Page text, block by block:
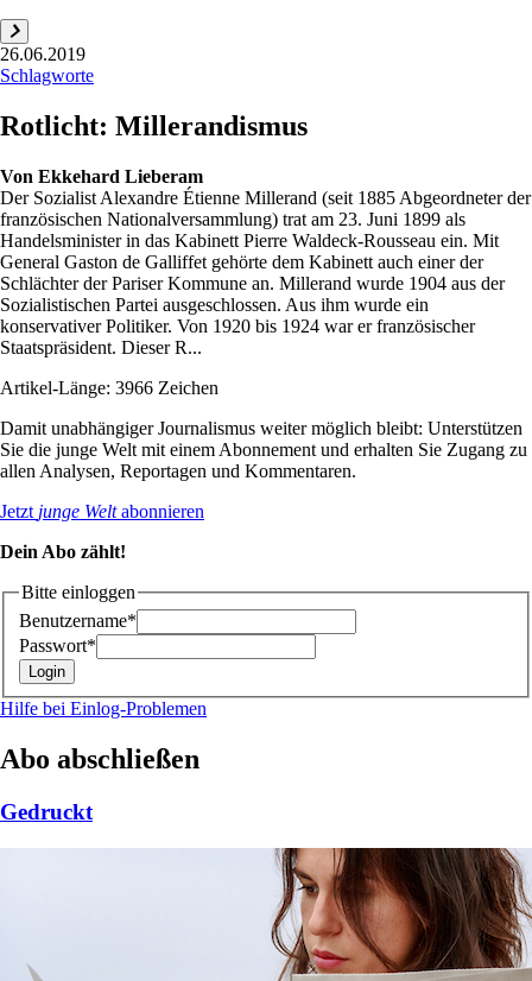
26.06.2019
Schlagworte
Rotlicht: Millerandismus
Von Ekkehard Lieberam
Der Sozialist Alexandre Étienne Millerand (seit 1885 Abgeordneter der
französischen Nationalversammlung) trat am 23. Juni 1899 als
Handelsminister in das Kabinett Pierre Waldeck-Rousseau ein. Mit
General Gaston de Galliffet gehörte dem Kabinett auch einer der
Schlächter der Pariser Kommune an. Millerand wurde 1904 aus der
Sozialistischen Partei ausgeschlossen. Aus ihm wurde ein
konservativer Politiker. Von 1920 bis 1924 war er französischer
Staatspräsident. Dieser R...
Artikel-Länge: 3966 Zeichen
Damit unabhängiger Journalismus weiter möglich bleibt: Unterstützen
Sie die junge Welt mit einem Abonnement und erhalten Sie Zugang zu
allen Analysen, Reportagen und Kommentaren.
Jetzt junge Weltabonnieren
Dein Abo zählt!
Bitte einloggen
Benutzername*
Passwort*
Hilfe bei Einlog-Problemen
Abo abschließen
Gedruckt